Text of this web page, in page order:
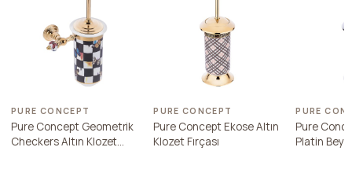
PURE CONCEPT
Pure Concept Geometrik
Checkers Altın Klozet
PURE CONCEPT
Pure Concept Ekose Altın
Klozet Fırçası
PURE
Pure
Platin